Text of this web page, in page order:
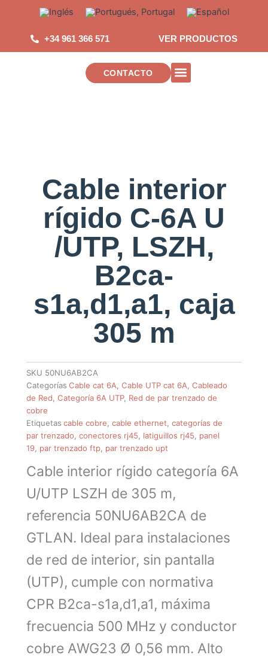
contenido
+34 961 366 571 VER PRODUCTOS
CONTACTO
Cable interior
rígido C-6A U
/UTP, LSZH,
B2ca-
s1a,d1,a1, caja
305 m
SKU 50NU6AB2CA
Categorías Cable cat 6A ,Cable UTP cat 6A ,Cableado
de Red ,Categoría 6A UTP, Red de par trenzado de
cobre
Etiquetas cable cobre ,cable ethernet ,categorías de
par trenzado ,conectores rj45 latiguillos rj45
panel
19 par trenzado ftp par trenzado upt
Cable interior rígido categoría 6A
U/UTP LSZH de 305 m,
referencia 50NU6AB2CA de
GTLAN. Ideal para instalaciones
de red de interior, sin pantalla
(UTP), cumple con normativa
CPR B2ca-s1a,d1,a1, máxima
frecuencia 500 MHz y conductor
cobre AWG23 Ø 0,56 mm. Alto